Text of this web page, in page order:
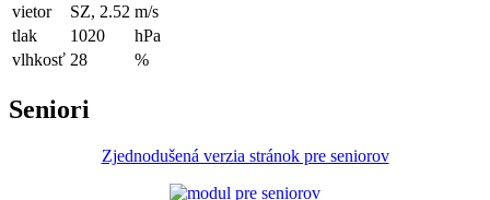
vietor
SZ, 2.52 m/s
tlak
1020
hPa
vlhkosť 28 %
Seniori
Zjednodušená verzia stránok pre seniorov